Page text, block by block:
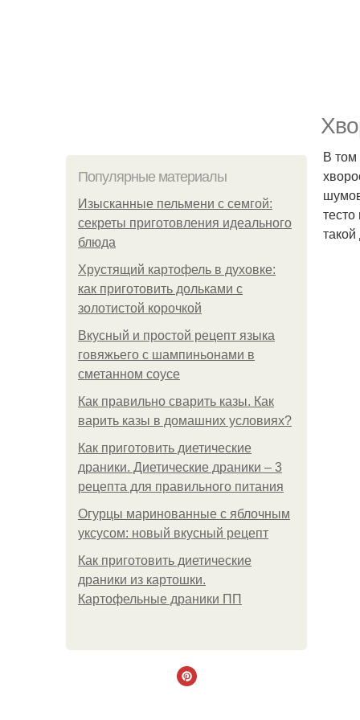
Популярные материалы
Изысканные пельмени с семгой:
секреты приготовления идеального
блюда
Хрустящий картофель в духовке:
как приготовить дольками с
золотистой корочкой
Вкусный и простой рецепт языка
говяжьего с шампиньонами в
сметанном соусе
Как правильно сварить казы. Как
варить казы в домашних условиях?
Как приготовить диетические
драники. Диетические драники – 3
рецепта для правильного питания
Огурцы маринованные с яблочным
уксусом: новый вкусный рецепт
Как приготовить диетические
драники из картошки.
Картофельные драники ПП
В том